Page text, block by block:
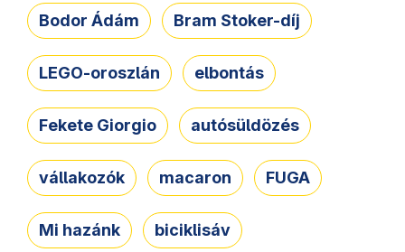
Bodor Ádám Bram Stoker-díj
LEGO-oroszlán elbontás
Fekete Giorgio autósüldözés
vállakozók macaron FUGA
Mi hazánk biciklisáv